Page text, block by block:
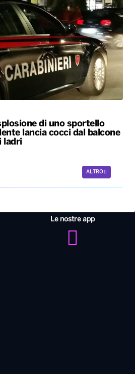
di uno sportello
lancia cocci dal balcone
ladri
ALTRO
Le nostre app